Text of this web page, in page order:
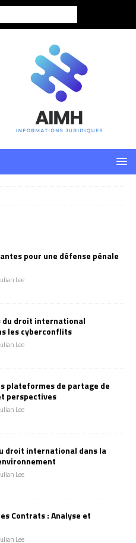
pour une défense pénale
Lee
du droit international
les cyberconflits
Lee
plateformes de partage de
perspectives
Lee
droit international dans la
Lee
Contrats : Analyse et
Lee